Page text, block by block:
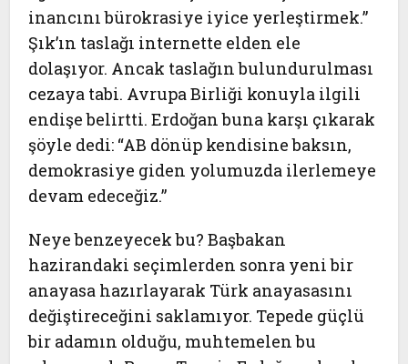
inancını bürokrasiye iyice yerleştirmek.”
Şık’ın taslağı internette elden ele
dolaşıyor. Ancak taslağın bulundurulması
cezaya tabi. Avrupa Birliği konuyla ilgili
endişe belirtti. Erdoğan buna karşı çıkarak
şöyle dedi: “AB dönüp kendisine baksın,
demokrasiye giden yolumuzda ilerlemeye
devam edeceğiz.”
Neye benzeyecek bu? Başbakan
hazirandaki seçimlerden sonra yeni bir
anayasa hazırlayarak Türk anayasasını
değiştireceğini saklamıyor. Tepede güçlü
bir adamın olduğu, muhtemelen bu